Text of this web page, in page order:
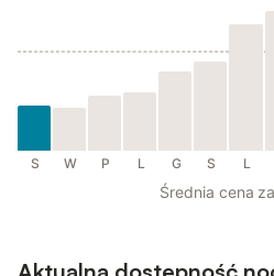
S W P L G S L
Średnia cena